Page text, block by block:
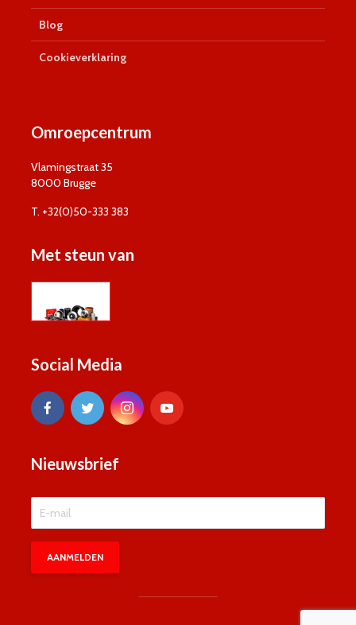
Blog
Cookieverklaring
Omroepcentrum
Vlamingstraat 35
8000 Brugge
T. +32(0)50-333 383
Met steun van
Social Media
Nieuwsbrief